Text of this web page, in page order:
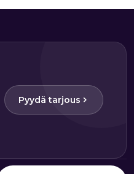
Pyydä tarjous